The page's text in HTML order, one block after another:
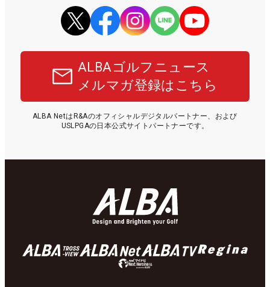
ALBAゴルフニュース
メルマガ登録はこちら
ALBA NetはR&Aのオフィシャルデジタルパートナー、および
USLPGAの日本公式サイトパートナーです。